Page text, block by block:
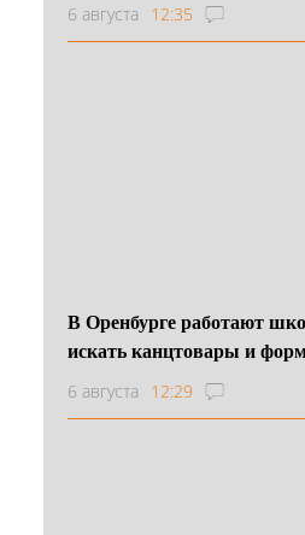
6 августа 12:35
В Оренбурге работают
искать канцтовары и
6 августа 12:29